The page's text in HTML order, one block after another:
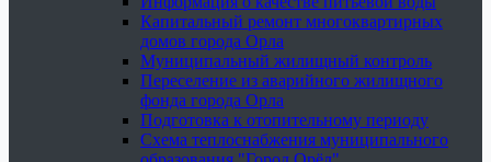
Капитальный ремонт многоквартирных
домов города Орла
Муниципальный жилищный контроль
Переселение из аварийного жилищного
фонда города Орла
Подготовка к отопительному периоду
Схема теплоснабжения муниципального